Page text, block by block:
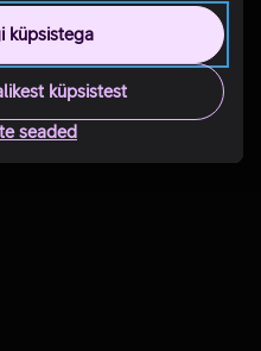
küpsistega
küpsistest
seaded